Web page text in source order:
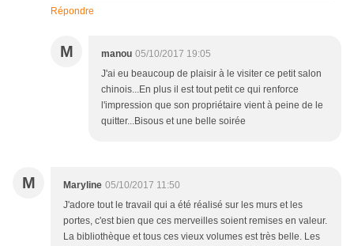
Répondre
M manou 05/10/2017 19:05
J'ai eu beaucoup de plaisir à le visiter ce petit salon
chinois...En plus il est tout petit ce qui renforce
l'impression que son propriétaire vient à peine de le
quitter...Bisous et une belle soirée
M Maryline 05/10/2017 11:50
J'adore tout le travail qui a été réalisé sur les murs et les
portes, c'est bien que ces merveilles soient remises en valeur.
La bibliothèque et tous ces vieux volumes est très belle. Les